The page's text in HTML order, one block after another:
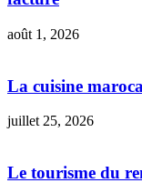
août 1, 2026
La cuisine
juillet 25, 2026
Le tourisme du